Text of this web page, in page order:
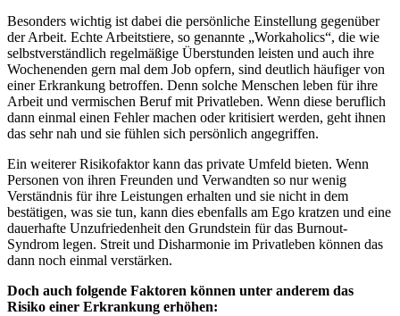
Besonders wichtig ist dabei die persönliche Einstellung gegenüber
der Arbeit. Echte Arbeitstiere, so genannte „Workaholics“, die wie
selbstverständlich regelmäßige Überstunden leisten und auch ihre
Wochenenden gern mal dem Job opfern, sind deutlich häufiger von
einer Erkrankung betroffen. Denn solche Menschen leben für ihre
Arbeit und vermischen Beruf mit Privatleben. Wenn diese beruflich
dann einmal einen Fehler machen oder kritisiert werden, geht ihnen
das sehr nah und sie fühlen sich persönlich angegriffen.
Ein weiterer Risikofaktor kann das private Umfeld bieten. Wenn
Personen von ihren Freunden und Verwandten so nur wenig
Verständnis für ihre Leistungen erhalten und sie nicht in dem
bestätigen, was sie tun, kann dies ebenfalls am Ego kratzen und eine
dauerhafte Unzufriedenheit den Grundstein für das Burnout-
Syndrom legen. Streit und Disharmonie im Privatleben können das
dann noch einmal verstärken.
Doch auch folgende Faktoren können unter anderem das
Risiko einer Erkrankung erhöhen: